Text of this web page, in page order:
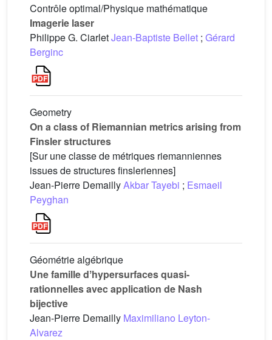
Contrôle optimal/Physique mathématique
Imagerie laser
Philippe G. CiarletJean-Baptiste Bellet ; Gérard
Berginc
Geometry
On a class of Riemannian metrics arising from
Finsler structures
[Sur une classe de métriques riemanniennes
issues de structures finsleriennes]
Jean-Pierre DemaillyAkbar Tayebi ; Esmaeil
Peyghan
Géométrie algébrique
Une famille dʼhypersurfaces quasi-
rationnelles avec application de Nash
bijective
Jean-Pierre Demailly Maximiliano Leyton-
Alvarez